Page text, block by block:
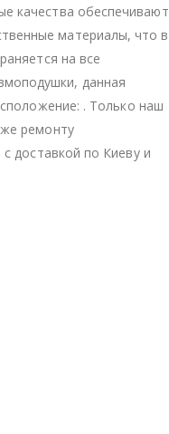
качества обеспечивают
материалы, что в
на все
данная
. Только наш
ремонту
доставкой по Киеву и